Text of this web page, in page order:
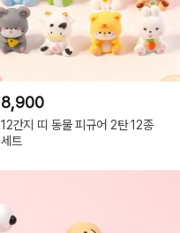
8,900
12간지 띠 동물 피규어 2탄 12종
세트